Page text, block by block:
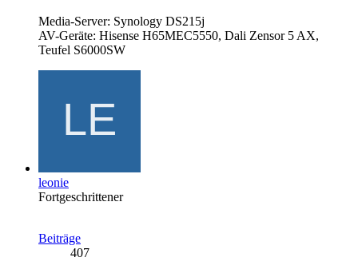
Media-Server: Synology DS215j
AV-Geräte: Hisense H65MEC5550, Dali Zensor 5 AX,
Teufel S6000SW
leonie
Fortgeschrittener
Beiträge
407